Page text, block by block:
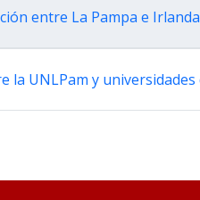
entre La Pampa e Irlanda
UNLPam y universidades